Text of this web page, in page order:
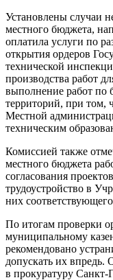
Установлены случаи
местного бюджета,
оплатила услуги по
открытия ордеров
технической
производства работ
выполнение работ по
территорий, при том,
Местной
техническим
Комиссией также
местного бюджета
согласования
трудоустройство в
них
По итогам проверки
муниципальному
рекомендовано
допускать их впредь.
в прокуратуру Санкт-